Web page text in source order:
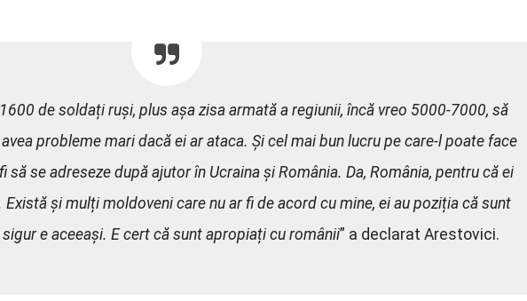
de soldați ruși, plus așa zisa armată a regiunii, încă vreo 5000-7000, să
probleme mari dacă ei ar ataca. Și cel mai bun lucru pe care-l poate face
să se adreseze după ajutor în Ucraina și România. Da, România, pentru că ei
și mulți moldoveni care nu ar fi de acord cu mine, ei au poziția că sunt
e aceeași. E cert că sunt apropiați cu românii” a declarat Arestovici.